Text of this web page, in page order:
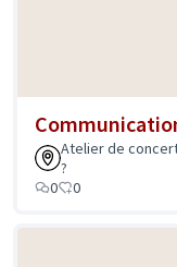
Atelier de
?
0
0